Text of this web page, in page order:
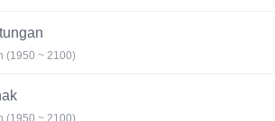
(1950 ~ 2100)
(1950 ~ 2100)